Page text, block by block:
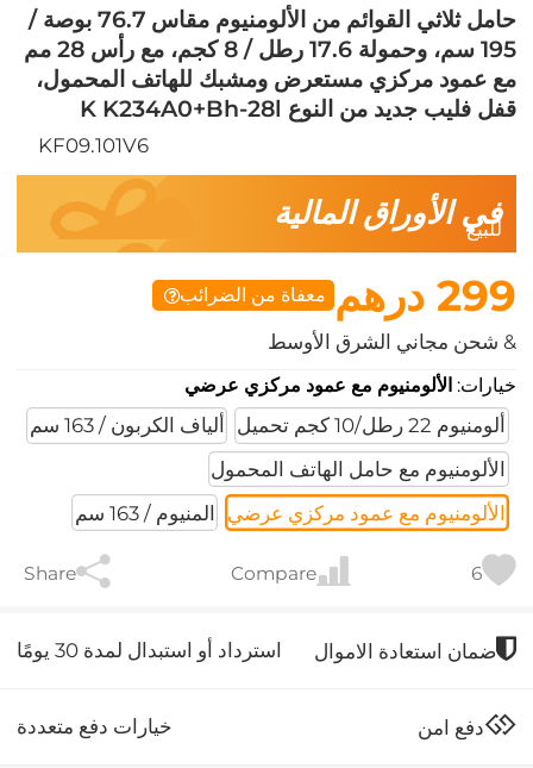
حامل ثلاثي القوائم من الألومنيوم مقاس 76.7 بوصة /
195 سم، وحمولة 17.6 رطل / 8 كجم، مع رأس 28 مم
مع عمود مركزي مستعرض ومشبك للهاتف المحمول،
قفل فليب جديد من النوع K K234A0+Bh-28l
KF09.101V6
في الأوراق المالية
للبيع
299 درهم معفاة من الضرائب
& شحن مجاني الشرق الأوسط
خيارات:الألومنيوم مع عمود مركزي عرضي
ألومنيوم 22 رطل/10 كجم تحميل
ألياف الكربون / 163 سم
الألومنيوم مع حامل الهاتف المحمول
الألومنيوم مع عمود مركزي عرضي المنيوم / 163 سم
6
Compare
Share
ضمان استعادة الاموال استرداد أو استبدال لمدة 30 يومًا
دفع امن خيارات دفع متعددة